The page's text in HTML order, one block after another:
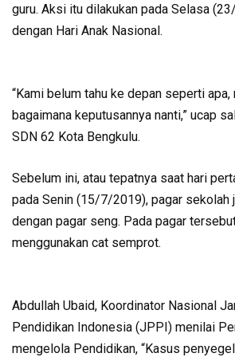
guru. Aksi itu dilakukan pada Selasa
dengan Hari Anak Nasional.
“Kami belum tahu ke depan seperti
bagaimana keputusannya nanti,” ucap
SDN 62 Kota Bengkulu.
Sebelum ini, atau tepatnya saat hari
pada Senin (15/7/2019), pagar sekolah
dengan pagar seng. Pada pagar
menggunakan cat semprot.
Abdullah Ubaid, Koordinator Nasional
Pendidikan Indonesia (JPPI) menilai
mengelola Pendidikan, “Kasus